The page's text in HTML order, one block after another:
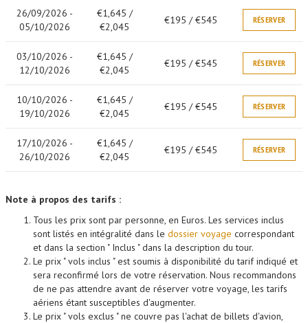
26/09/2026 -
05/10/2026
€1,645 /
€2,045
€195 / €545 RÉSERVER
03/10/2026 -
12/10/2026
€1,645 /
€2,045
€195 / €545 RÉSERVER
10/10/2026 -
19/10/2026
€1,645 /
€2,045
€195 / €545 RÉSERVER
17/10/2026 -
26/10/2026
€1,645 /
€2,045
€195 / €545 RÉSERVER
Note à propos des tarifs :
Tous les prix sont par personne, en Euros. Les services inclus
sont listés en intégralité dans le dossier voyage correspondant
et dans la section " Inclus " dans la description du tour.
Le prix " vols inclus " est soumis à disponibilité du tarif indiqué et
sera reconfirmé lors de votre réservation. Nous recommandons
de ne pas attendre avant de réserver votre voyage, les tarifs
aériens étant susceptibles d'augmenter.
Le prix " vols exclus " ne couvre pas l'achat de billets d'avion,